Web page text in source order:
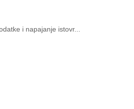
i napajanje istovr...